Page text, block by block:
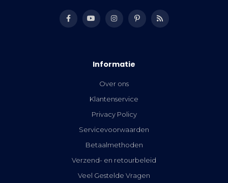
Informatie
Over ons
Klantenservice
Privacy Policy
Servicevoorwaarden
Betaalmethoden
Verzend- en retourbeleid
Veel Gestelde Vragen